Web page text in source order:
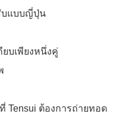
บแบบญี่ปุ่น
บเพียงหนึ่งคู่
ต้องการถ่ายทอด